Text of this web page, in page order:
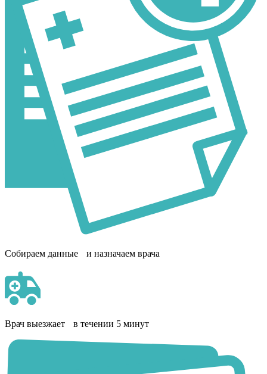
Собираем данные и назначаем врача
Врач выезжает в течении 5 минут